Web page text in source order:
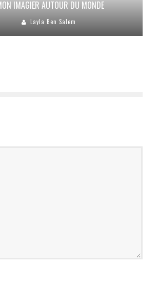
IMAGIER AUTOUR DU MONDE
Layla Ben Salem